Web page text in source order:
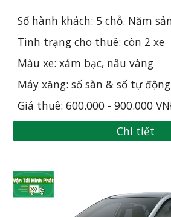
Số hành khách: 5 chỗ. Năm
Tình trạng cho thuê: còn 2 xe
Màu xe: xám bạc, nâu vàng
Máy xăng: số sàn & số tự động
Giá thuê: 600.000 - 900.000
Chi tiết